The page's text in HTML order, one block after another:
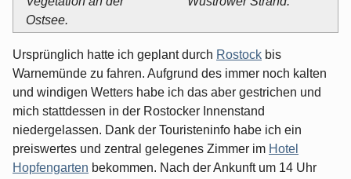
Ostsee.
Ursprünglich hatte ich geplant durch Rostock bis
Warnemünde zu fahren. Aufgrund des immer noch kalten
und windigen Wetters habe ich das aber gestrichen und
mich stattdessen in der Rostocker Innenstand
niedergelassen. Dank der Touristeninfo habe ich ein
preiswertes und zentral gelegenes Zimmer im Hotel
Hopfengarten bekommen. Nach der Ankunft um 14 Uhr